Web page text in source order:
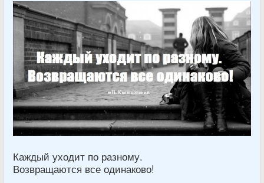
Каждый уходит по разному.
Возвращаются все одинаково!